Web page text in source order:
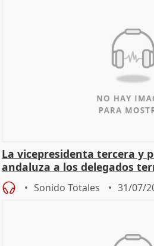
La vicepresidenta tercera y
andaluza a los delegados
Sonido Totales 31/07/